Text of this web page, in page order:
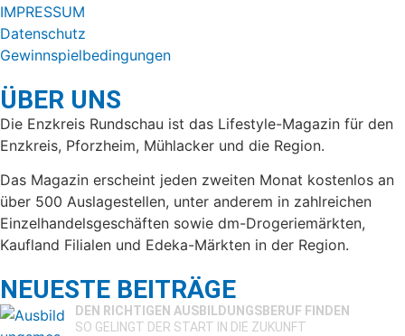
IMPRESSUM
Datenschutz
Gewinnspielbedingungen
ÜBER UNS
Die Enzkreis Rundschau ist das Lifestyle-Magazin für den
Enzkreis, Pforzheim, Mühlacker und die Region.
Das Magazin erscheint jeden zweiten Monat kostenlos an
über 500 Auslagestellen, unter anderem in zahlreichen
Einzelhandelsgeschäften sowie dm-Drogeriemärkten,
Kaufland Filialen und Edeka-Märkten in der Region.
NEUESTE BEITRÄGE
DEN RICHTIGEN AUSBILDUNGSBERUF FINDEN
SO GELINGT DER START IN DIE ZUKUNFT